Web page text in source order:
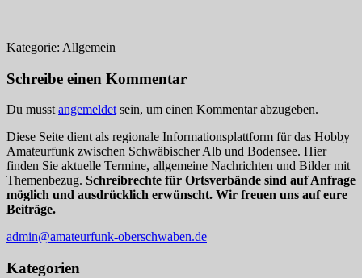
Kategorie: Allgemein
Schreibe einen Kommentar
Du musst angemeldet sein, um einen Kommentar abzugeben.
Diese Seite dient als regionale Informationsplattform für das Hobby
Amateurfunk zwischen Schwäbischer Alb und Bodensee. Hier
finden Sie aktuelle Termine, allgemeine Nachrichten und Bilder mit
Themenbezug. Schreibrechte für Ortsverbände sind auf Anfrage
möglich und ausdrücklich erwünscht. Wir freuen uns auf eure
Beiträge.
admin@amateurfunk-oberschwaben.de
Kategorien